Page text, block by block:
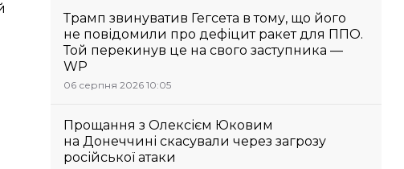
Трамп звинуватив Гегсета в тому, що його
не повідомили про дефіцит ракет для ППО.
Той перекинув це на свого заступника —
WP
06 серпня 2026 10:05
Прощання з Олексієм Юковим
на Донеччині скасували через загрозу
російської атаки